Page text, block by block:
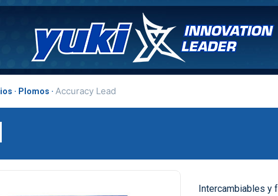
Plomos Accuracy Lead
Intercambiables y